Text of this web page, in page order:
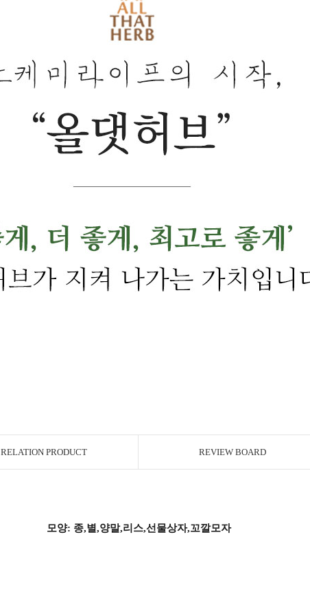
RELATION PRODUCT REVIEW BOARD
모양: 종,별,양말,리스,선물상자,꼬깔모자